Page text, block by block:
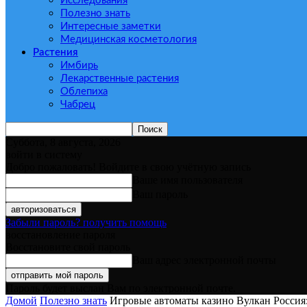
Полезно знать
Интересные заметки
Медицинская косметология
Растения
Имбирь
Лекарственные растения
Облепиха
Чабрец
Забыли пароль? получить помощь
Домой Полезно знать Игровые автоматы казино Вулкан